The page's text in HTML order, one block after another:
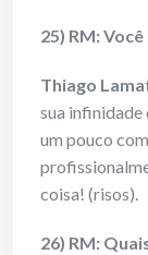
25) RM:
Thiago
sua infinidade
um pouco
coisa! (risos).
26) RM: